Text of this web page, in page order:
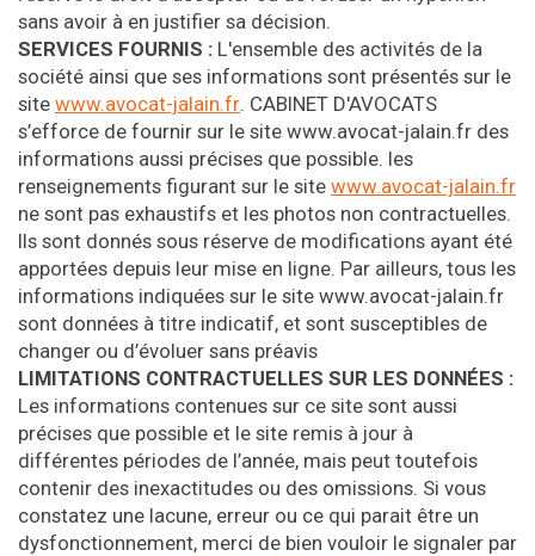
sans avoir à en justifier sa décision.
SERVICES FOURNIS : L'ensemble des activités de la
société ainsi que ses informations sont présentés sur le
site www.avocat-jalain.fr. CABINET D'AVOCATS
s’efforce de fournir sur le site www.avocat-jalain.fr des
informations aussi précises que possible. les
renseignements figurant sur le site www.avocat-jalain.fr
ne sont pas exhaustifs et les photos non contractuelles.
Ils sont donnés sous réserve de modifications ayant été
apportées depuis leur mise en ligne. Par ailleurs, tous les
informations indiquées sur le site www.avocat-jalain.fr
sont données à titre indicatif, et sont susceptibles de
changer ou d’évoluer sans préavis
LIMITATIONS CONTRACTUELLES SUR LES DONNÉES :
Les informations contenues sur ce site sont aussi
précises que possible et le site remis à jour à
différentes périodes de l’année, mais peut toutefois
contenir des inexactitudes ou des omissions. Si vous
constatez une lacune, erreur ou ce qui parait être un
dysfonctionnement, merci de bien vouloir le signaler par